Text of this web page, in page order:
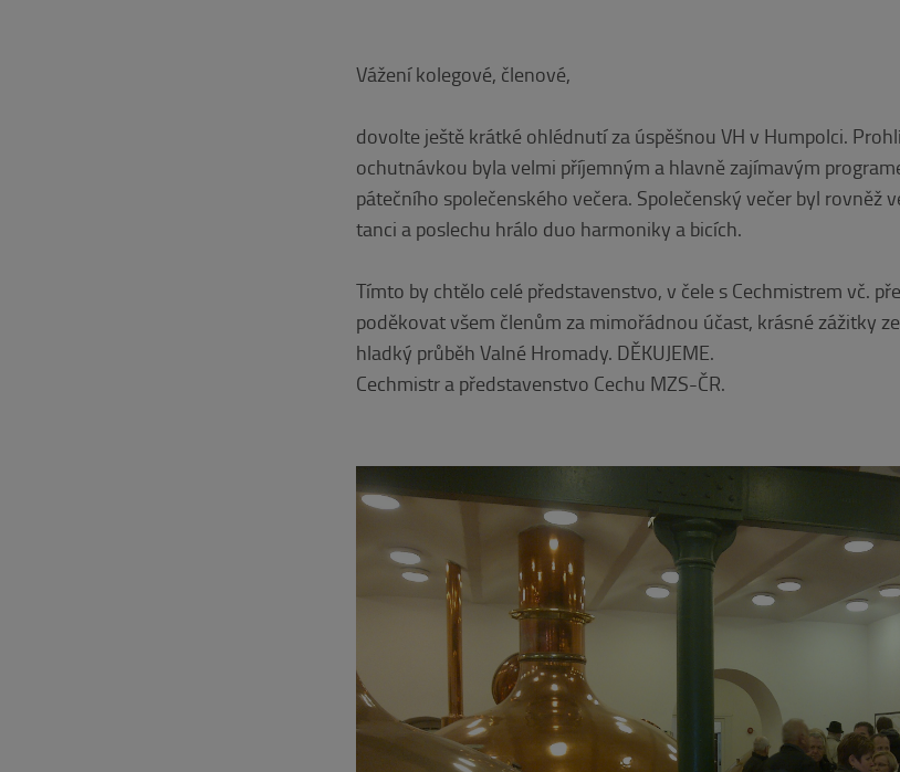
Vážení kolegové, členové,
dovolte ještě krátké ohlédnutí za úspěšnou VH v Humpolci.
ochutnávkou byla velmi příjemným a hlavně zajímavým
pátečního společenského večera. Společenský večer byl rovněž
tanci a poslechu hrálo duo harmoniky a bicích.
Tímto by chtělo celé představenstvo, v čele s Cechmistrem vč.
poděkovat všem členům za mimořádnou účast, krásné zážitky
hladký průběh Valné Hromady. DĚKUJEME.
Cechmistr a představenstvo Cechu MZS-ČR.